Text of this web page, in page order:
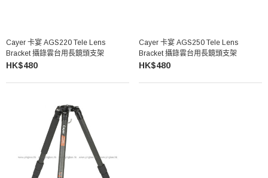
Cayer 卡宴 AGS220 Tele Lens
Bracket 攝錄雲台用長鏡頭支架
HK$480
Cayer 卡宴 AGS250 Tele Lens
Bracket 攝錄雲台用長鏡頭支架
HK$480